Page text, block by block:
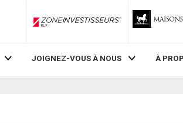
ZoneInvestisseurs RLP
JOIGNEZ-VOUS À NOUS À